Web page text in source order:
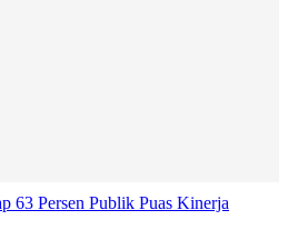
63 Persen Publik Puas Kinerja